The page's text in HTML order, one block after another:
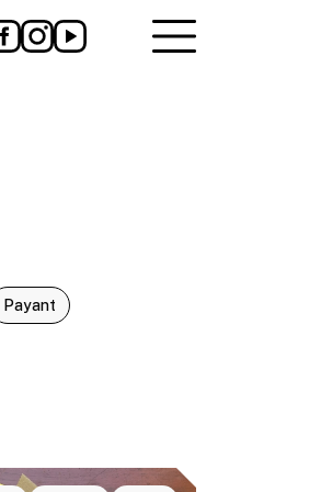
Payant